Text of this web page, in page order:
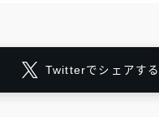
Twitterでシェアする